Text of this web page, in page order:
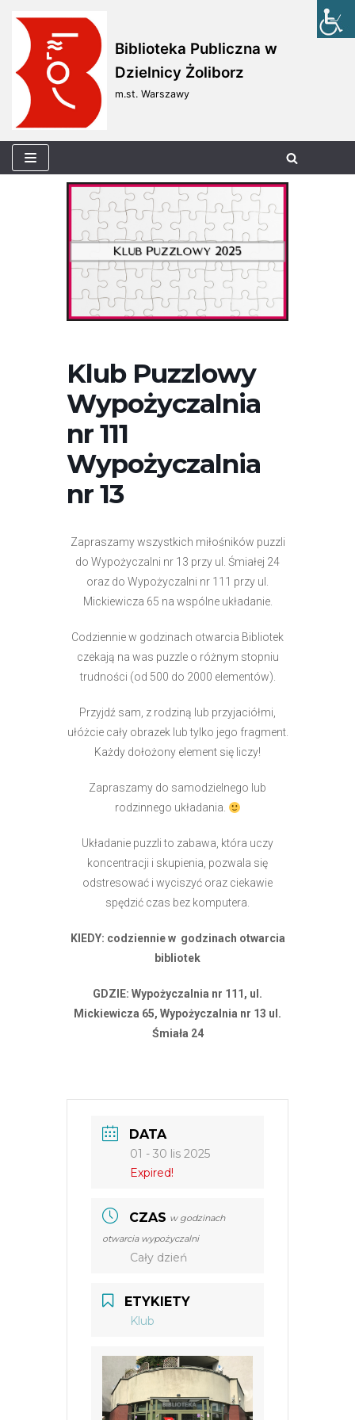
Skocz
do
treści
Biblioteka Publiczna w
Dzielnicy Żoliborz
m.st. Warszawy
Klub Puzzlowy
Wypożyczalnia
nr 111
Wypożyczalnia
nr 13
Zapraszamy wszystkich miłośników puzzli
do Wypożyczalni nr 13 przy ul. Śmiałej 24
oraz do Wypożyczalni nr 111 przy ul.
Mickiewicza 65 na wspólne układanie.
Codziennie w godzinach otwarcia Bibliotek
czekają na was puzzle o różnym stopniu
trudności (od 500 do 2000 elementów).
Przyjdź sam, z rodziną lub przyjaciółmi,
ułóżcie cały obrazek lub tylko jego fragment.
Każdy dołożony element się liczy!
Zapraszamy do samodzielnego lub
rodzinnego układania.
Układanie puzzli to zabawa, która uczy
koncentracji i skupienia, pozwala się
odstresować i wyciszyć oraz ciekawie
spędzić czas bez komputera.
KIEDY: codziennie w godzinach otwarcia
bibliotek
GDZIE: Wypożyczalnia nr 111, ul.
Mickiewicza 65, Wypożyczalnia nr 13 ul.
Śmiała 24
DATA
01 - 30 lis 2025
Expired!
CZAS w godzinach
otwarcia wypożyczalni
Cały dzień
ETYKIETY
Klub